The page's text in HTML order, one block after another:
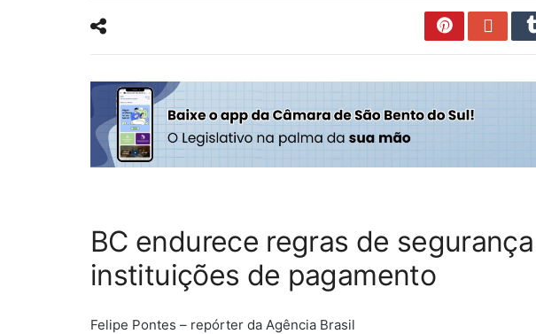
BC endurece regras de
instituições de pagamento
Felipe Pontes – repórter da Agência Brasil